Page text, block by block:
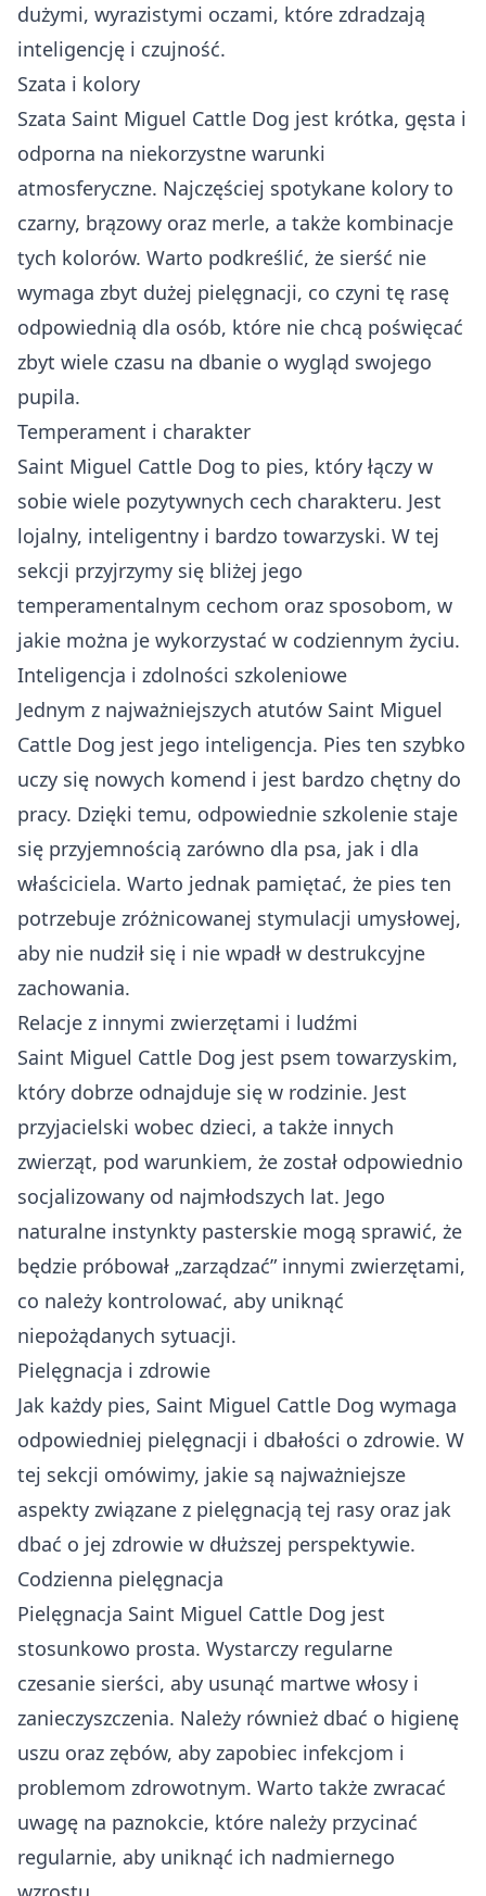
dużymi, wyrazistymi oczami, które zdradzają
inteligencję i czujność.
Szata i kolory
Szata Saint Miguel Cattle Dog jest krótka, gęsta i
odporna na niekorzystne warunki
atmosferyczne. Najczęściej spotykane kolory to
czarny, brązowy oraz merle, a także kombinacje
tych kolorów. Warto podkreślić, że sierść nie
wymaga zbyt dużej pielęgnacji, co czyni tę rasę
odpowiednią dla osób, które nie chcą poświęcać
zbyt wiele czasu na dbanie o wygląd swojego
pupila.
Temperament i charakter
Saint Miguel Cattle Dog to pies, który łączy w
sobie wiele pozytywnych cech charakteru. Jest
lojalny, inteligentny i bardzo towarzyski. W tej
sekcji przyjrzymy się bliżej jego
temperamentalnym cechom oraz sposobom, w
jakie można je wykorzystać w codziennym życiu.
Inteligencja i zdolności szkoleniowe
Jednym z najważniejszych atutów Saint Miguel
Cattle Dog jest jego inteligencja. Pies ten szybko
uczy się nowych komend i jest bardzo chętny do
pracy. Dzięki temu, odpowiednie szkolenie staje
się przyjemnością zarówno dla psa, jak i dla
właściciela. Warto jednak pamiętać, że pies ten
potrzebuje zróżnicowanej stymulacji umysłowej,
aby nie nudził się i nie wpadł w destrukcyjne
zachowania.
Relacje z innymi zwierzętami i ludźmi
Saint Miguel Cattle Dog jest psem towarzyskim,
który dobrze odnajduje się w rodzinie. Jest
przyjacielski wobec dzieci, a także innych
zwierząt, pod warunkiem, że został odpowiednio
socjalizowany od najmłodszych lat. Jego
naturalne instynkty pasterskie mogą sprawić, że
będzie próbował „zarządzać” innymi zwierzętami,
co należy kontrolować, aby uniknąć
niepożądanych sytuacji.
Pielęgnacja i zdrowie
Jak każdy pies, Saint Miguel Cattle Dog wymaga
odpowiedniej pielęgnacji i dbałości o zdrowie. W
tej sekcji omówimy, jakie są najważniejsze
aspekty związane z pielęgnacją tej rasy oraz jak
dbać o jej zdrowie w dłuższej perspektywie.
Codzienna pielęgnacja
Pielęgnacja Saint Miguel Cattle Dog jest
stosunkowo prosta. Wystarczy regularne
czesanie sierści, aby usunąć martwe włosy i
zanieczyszczenia. Należy również dbać o higienę
uszu oraz zębów, aby zapobiec infekcjom i
problemom zdrowotnym. Warto także zwracać
uwagę na paznokcie, które należy przycinać
regularnie, aby uniknąć ich nadmiernego